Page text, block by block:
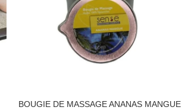
BOUGIE DE MASSAGE ANANAS MANGUE